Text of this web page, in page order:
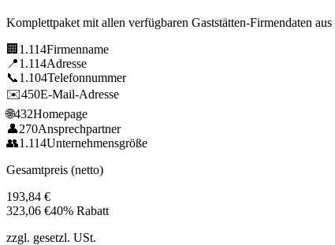
Komplettpaket mit allen verfügbaren Gaststätten-Firmendaten aus
🏢 1.114Firmenname
📍1.114Adresse
📞1.104Telefonnummer
✉️450E-Mail-Adresse
🌐432Homepage
👤270Ansprechpartner
👥1.114Unternehmensgröße
Gesamtpreis (netto)
193,84 €
323,06 €40% Rabatt
zzgl. gesetzl. USt.